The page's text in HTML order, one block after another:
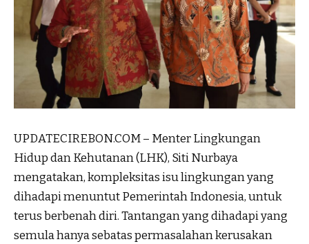
UPDATECIREBON.COM – Menter Lingkungan
Hidup dan Kehutanan (LHK), Siti Nurbaya
mengatakan, kompleksitas isu lingkungan yang
dihadapi menuntut Pemerintah Indonesia, untuk
terus berbenah diri. Tantangan yang dihadapi yang
semula hanya sebatas permasalahan kerusakan